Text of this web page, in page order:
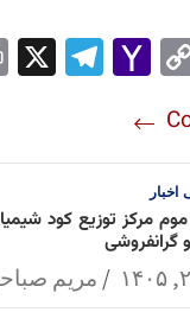
Co
Lin
k
Yah
l
Tel
اخبار
مرکز توزیع کود
گرانفروشی
مریم